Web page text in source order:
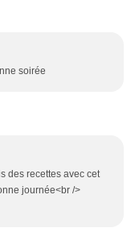
soirée
des recettes avec cet
journée<br />